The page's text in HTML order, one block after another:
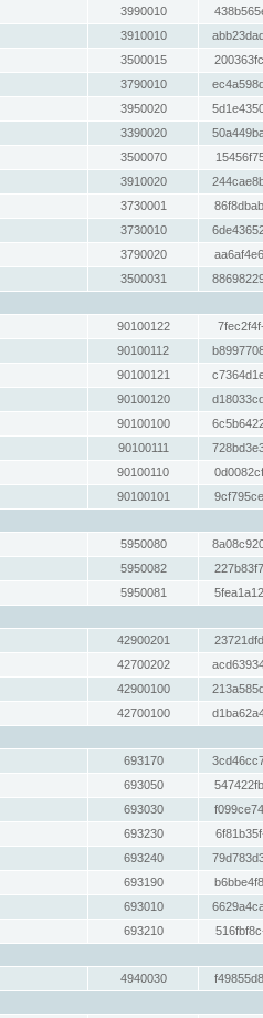
3990010
3910010
3500015
3790010
3950020
3390020
3500070
3910020
3730001
3730010
3790020
3500031
90100122
90100112
90100121
90100120
90100100
90100111
90100110
90100101
5950080
5950082
5950081
42900201
42700202
42900100
42700100
693170
693050
693030
693230
693240
693190
693010
693210
4940030